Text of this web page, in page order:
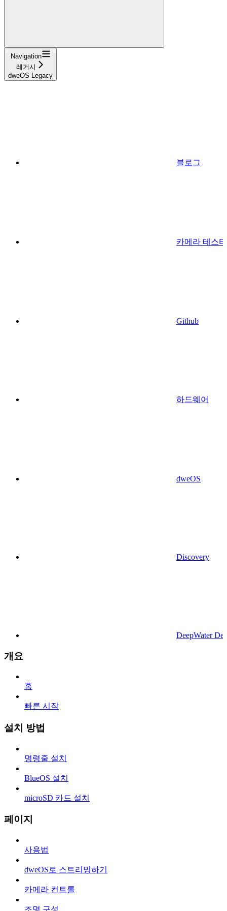
Navigation
레거시
dweOS Legacy
블로그
카메라 테스터
Github
하드웨어
dweOS
Discovery
DeepWater
개요
홈
빠른 시작
설치 방법
명령줄 설치
BlueOS 설치
microSD 카드 설치
페이지
사용법
dweOS로 스트리밍하기
카메라 컨트롤